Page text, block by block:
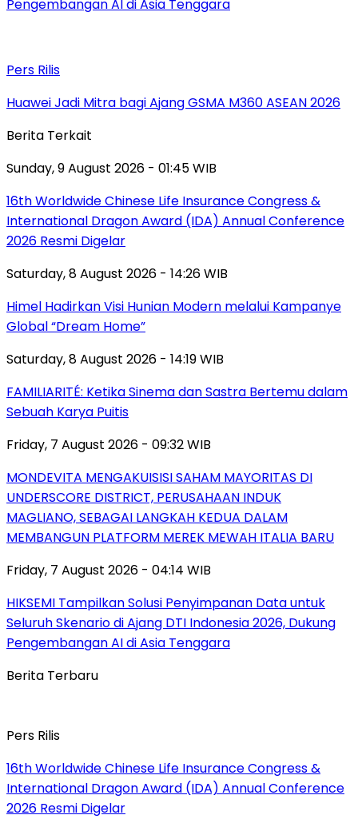
Pengembangan AI di Asia Tenggara
Pers Rilis
Huawei Jadi Mitra bagi Ajang GSMA M360 ASEAN 2026
Berita Terkait
Sunday, 9 August 2026 - 01:45 WIB
16th Worldwide Chinese Life Insurance Congress &
International Dragon Award (IDA) Annual Conference
2026 Resmi Digelar
Saturday, 8 August 2026 - 14:26 WIB
Himel Hadirkan Visi Hunian Modern melalui Kampanye
Global “Dream Home”
Saturday, 8 August 2026 - 14:19 WIB
FAMILIARITÉ: Ketika Sinema dan Sastra Bertemu dalam
Sebuah Karya Puitis
Friday, 7 August 2026 - 09:32 WIB
MONDEVITA MENGAKUISISI SAHAM MAYORITAS DI
UNDERSCORE DISTRICT, PERUSAHAAN INDUK
MAGLIANO, SEBAGAI LANGKAH KEDUA DALAM
MEMBANGUN PLATFORM MEREK MEWAH ITALIA BARU
Friday, 7 August 2026 - 04:14 WIB
HIKSEMI Tampilkan Solusi Penyimpanan Data untuk
Seluruh Skenario di Ajang DTI Indonesia 2026, Dukung
Pengembangan AI di Asia Tenggara
Berita Terbaru
Pers Rilis
16th Worldwide Chinese Life Insurance Congress &
International Dragon Award (IDA) Annual Conference
2026 Resmi Digelar